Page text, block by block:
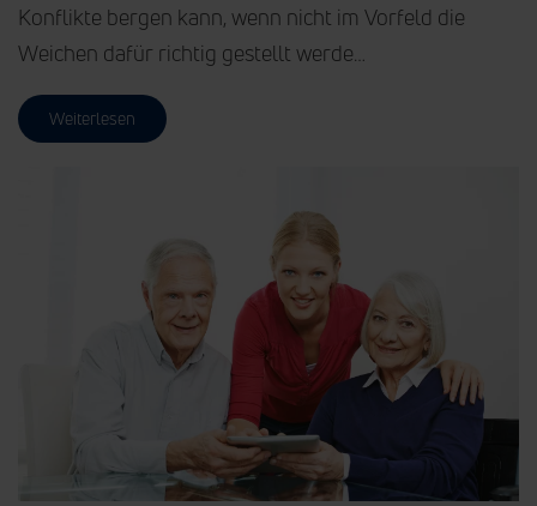
Konflikte bergen kann, wenn nicht im Vorfeld die
Weichen dafür richtig gestellt werde…
Weiterlesen